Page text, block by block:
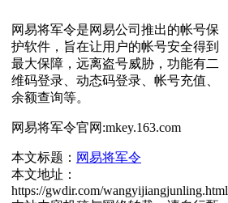
网易将军令是网易公司推出的帐号保
护软件，旨在让用户的帐号安全得到
最大保障，远离盗号威胁，功能有二
维码登录、动态码登录、帐号充值、
余额查询等。
网易将军令官网:mkey.163.com
本文标题： 网易将军令
本文地址：
https://gwdir.com/wangyijiangjunling.html